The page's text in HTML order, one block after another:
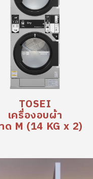
TOSEI
เครื่องอบผ้า
ด M (14 KG x 2)